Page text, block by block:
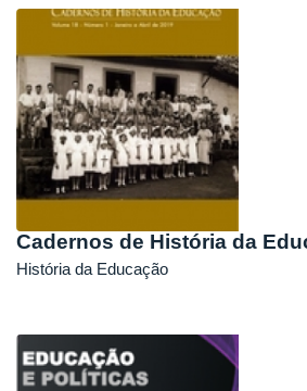
Cadernos de História da
História da Educação